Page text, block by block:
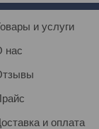
и услуги
нас
и оплата